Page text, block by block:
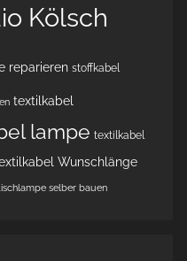
Kölsch
reparieren stoffkabel
textilkabel
lampe textilkabel
Wunschlänge
selber bauen